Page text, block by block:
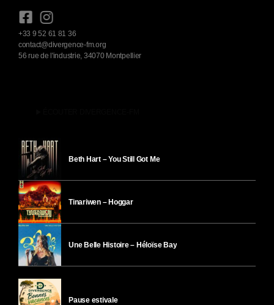
+33 9 52 61 81 36
contact@divergence-fm.org
56 rue de l'industrie, 34070 Montpellier
Beth Hart – You Still Got Me
Tinariwen – Hoggar
Une Belle Histoire – Héloïse Bay
Pause estivale